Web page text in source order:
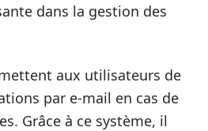
dans la gestion des
aux utilisateurs de
par e-mail en cas de
Grâce à ce système, il